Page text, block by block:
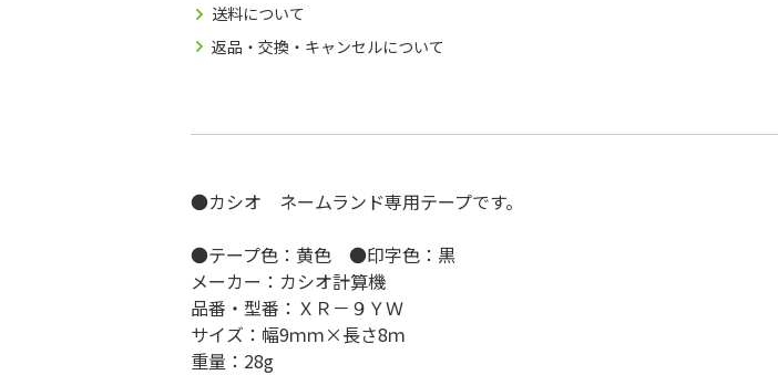
送料について
返品・交換・キャンセルについて
●カシオ ネームランド専用テープです。
●テープ色：黄色 ●印字色：黒
メーカー：カシオ計算機
品番・型番：ＸＲ－９ＹＷ
サイズ：幅9ｍｍ×長さ8ｍ
重量：28g